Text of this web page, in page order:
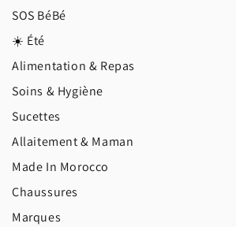
SOS BéBé
☀️ Été
Alimentation & Repas
Soins & Hygiène
Sucettes
Allaitement & Maman
Made In Morocco
Chaussures
Marques